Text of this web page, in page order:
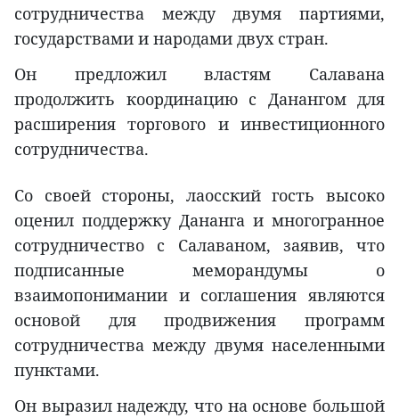
сотрудничества между двумя партиями,
государствами и народами двух стран.
Он предложил властям Салавана
продолжить координацию с Данангом для
расширения торгового и инвестиционного
сотрудничества.
Со своей стороны, лаосский гость высоко
оценил поддержку Дананга и многогранное
сотрудничество с Салаваном, заявив, что
подписанные меморандумы о
взаимопонимании и соглашения являются
основой для продвижения программ
сотрудничества между двумя населенными
пунктами.
Он выразил надежду, что на основе большой